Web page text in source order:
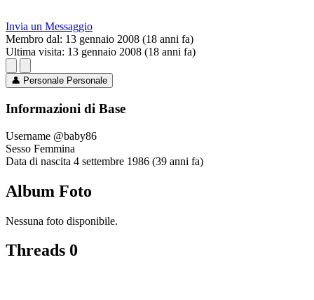
Invia un Messaggio
Membro dal: 13 gennaio 2008 (18 anni fa)
Ultima visita: 13 gennaio 2008 (18 anni fa)
👤 Personale Personale
Informazioni di Base
Username @baby86
Sesso Femmina
Data di nascita 4 settembre 1986 (39 anni fa)
Album Foto
Nessuna foto disponibile.
Threads 0